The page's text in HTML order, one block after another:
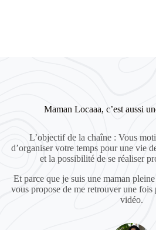
Maman Locaaa, c’est aussi
L’objectif de la chaîne : Vous
d’organiser votre temps pour une vie
et la possibilité de se réaliser
Et parce que je suis une maman
vous propose de me retrouver une
vidéo.